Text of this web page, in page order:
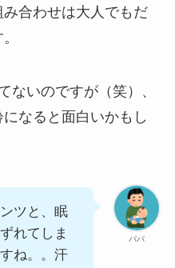
合わせは大人でもだ
ないのですが（笑）、
なると面白いかもし
パパ
ツと、眠
れてしま
ね。。汗